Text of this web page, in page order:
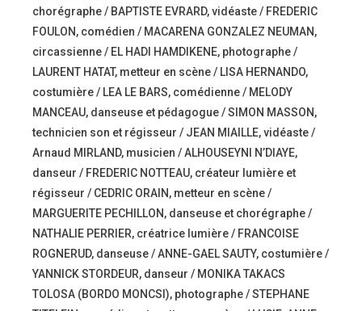
chorégraphe / BAPTISTE EVRARD, vidéaste / FREDERIC
FOULON, comédien / MACARENA GONZALEZ NEUMAN,
circassienne / EL HADI HAMDIKENE, photographe /
LAURENT HATAT, metteur en scène / LISA HERNANDO,
costumière / LEA LE BARS, comédienne / MELODY
MANCEAU, danseuse et pédagogue / SIMON MASSON,
technicien son et régisseur / JEAN MIAILLE, vidéaste /
Arnaud MIRLAND, musicien / ALHOUSEYNI N’DIAYE,
danseur / FREDERIC NOTTEAU, créateur lumière et
régisseur / CEDRIC ORAIN, metteur en scène /
MARGUERITE PECHILLON, danseuse et chorégraphe /
NATHALIE PERRIER, créatrice lumière / FRANCOISE
ROGNERUD, danseuse / ANNE-GAEL SAUTY, costumière /
YANNICK STORDEUR, danseur / MONIKA TAKACS
TOLOSA (BORDO MONCSI), photographe / STEPHANE